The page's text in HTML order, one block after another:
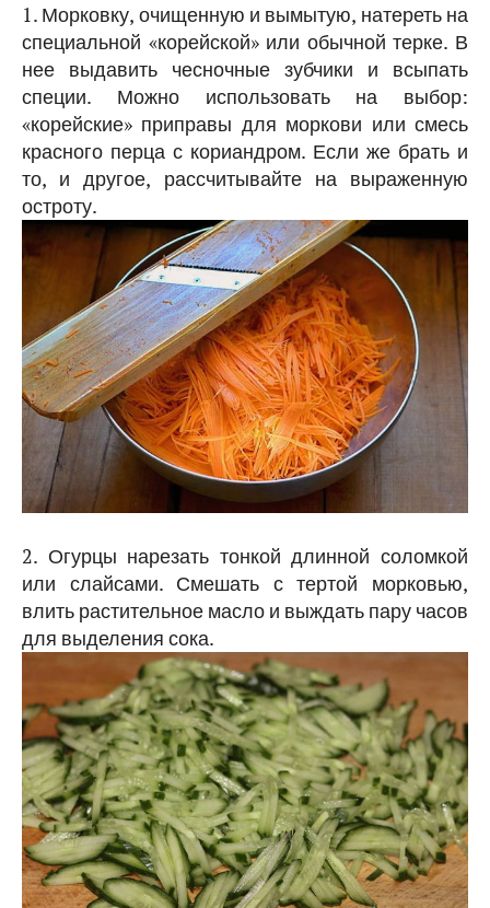
1. Морковку, очищенную и вымытую, натереть на
специальной «корейской» или обычной терке. В
нее выдавить чесночные зубчики и всыпать
специи. Можно использовать на выбор:
«корейские» приправы для моркови или смесь
красного перца с кориандром. Если же брать и
то, и другое, рассчитывайте на выраженную
остроту.
2. Огурцы нарезать тонкой длинной соломкой
или слайсами. Смешать с тертой морковью,
влить растительное масло и выждать пару часов
для выделения сока.